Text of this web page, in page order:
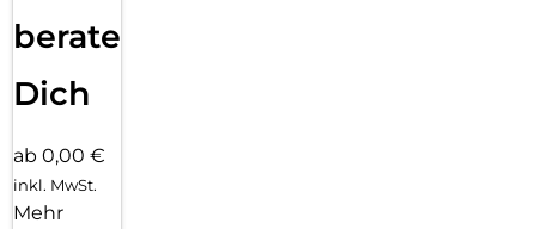
beraten
Dich
ab 0,00 €
inkl. MwSt.
Mehr